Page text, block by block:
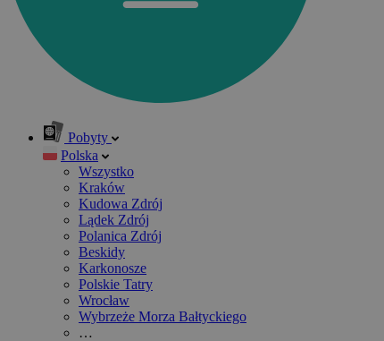
Pobyty
Polska
Wszystko
Kraków
Kudowa Zdrój
Lądek Zdrój
Polanica Zdrój
Beskidy
Karkonosze
Polskie Tatry
Wrocław
Wybrzeże Morza Bałtyckiego
…